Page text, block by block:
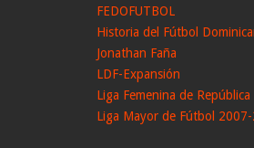
FEDOFUTBOL
Historia del Fútbol
Jonathan Faña
LDF-Expansión
Liga Femenina de
Liga Mayor de Fútbol